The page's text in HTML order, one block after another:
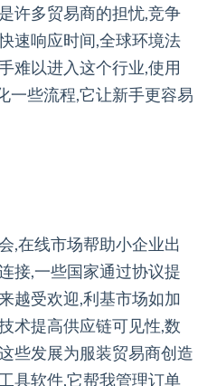
许多贸易商的担忧,竞争
速响应时间,全球环境法
难以进入这个行业,使用
一些流程,它让新手更容易
,在线市场帮助小企业出
接,一些国家通过协议提
越受欢迎,利基市场如加
术提高供应链可见性,数
些发展为服装贸易商创造
具软件,它帮我管理订单